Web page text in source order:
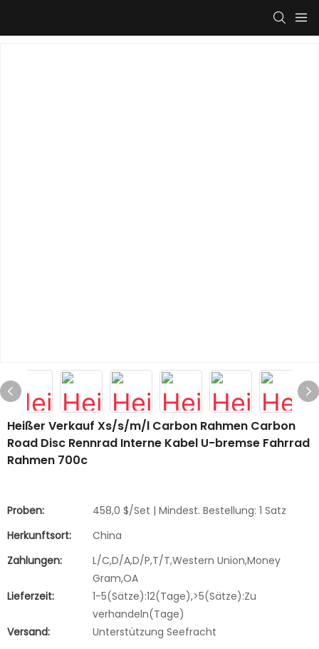
Heißer Verkauf Xs/s/m/l Carbon Rahmen Carbon
Road Disc Rennrad Interne Kabel U-bremse Fahrrad
Rahmen 700c
Proben:
458,0 $/Set | Mindest. Bestellung: 1 Satz
Herkunftsort:
China
Zahlungen:
L/C,D/A,D/P,T/T,Western Union,Money
Gram,OA
Lieferzeit:
1-5(Sätze):12(Tage),>5(Sätze):Zu
verhandeln(Tage)
Versand:
Unterstützung Seefracht